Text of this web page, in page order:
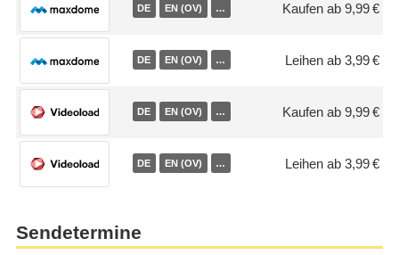
DE EN (OV) … Kaufen ab 9,99 €
DE EN (OV) … Leihen ab 3,99 €
DE EN (OV) … Kaufen ab 9,99 €
DE EN (OV) … Leihen ab 3,99 €
Sendetermine